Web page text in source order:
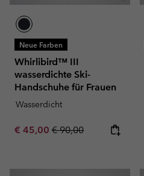
Neue Farben
Whirlibird™ III
wasserdichte Ski-
Handschuhe für Frauen
Wasserdicht
Sale price:
€ 45,00 Regular price:
€ 90,00